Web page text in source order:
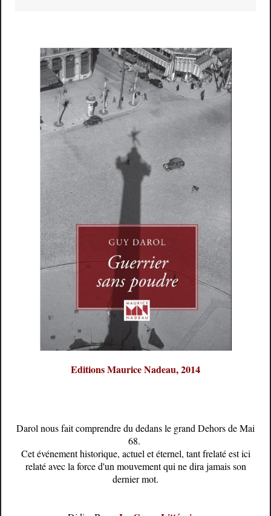
Editions Maurice Nadeau, 2014
Darol nous fait comprendre du dedans le grand Dehors de Mai
68.
Cet événement historique, actuel et éternel, tant frelaté est ici
relaté avec la force d'un mouvement qui ne dira jamais son
dernier mot.